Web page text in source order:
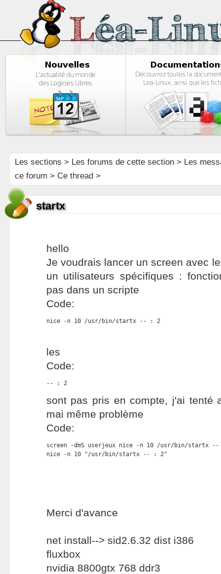
Les sections > Les forums de cette section> Les
ce forum > Ce thread >
startx
hello
Je voudrais lancer un screen avec
un utilisateurs spécifiques :
pas dans un scripte
Code:
nice -n 10 /usr/bin/startx -- : 2
les
Code:
-- : 2
sont pas pris en compte, j'ai tenté
mai même problème
Code:
screen -dmS userjeux nice -n 10 /usr/bin/startx
nice -n 10 "/usr/bin/startx -- : 2"
Merci d'avance
net install--> sid2.6.32 dist i386
fluxbox
nvidia 8800gtx 768 ddr3